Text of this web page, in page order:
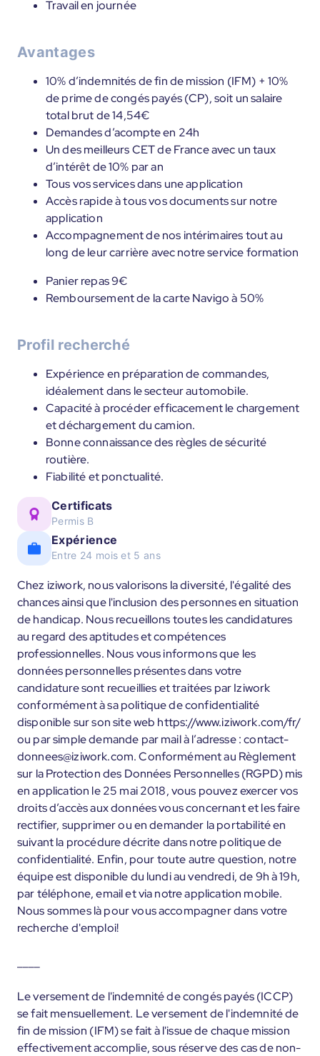
Travail en journée
Avantages
10% d’indemnités de fin de mission (IFM) + 10%
de prime de congés payés (CP), soit un salaire
total brut de 14,54€
Demandes d’acompte en 24h
Un des meilleurs CET de France avec un taux
d’intérêt de 10% par an
Tous vos services dans une application
Accès rapide à tous vos documents sur notre
application
Accompagnement de nos intérimaires tout au
long de leur carrière avec notre service formation
Panier repas 9€
Remboursement de la carte Navigo à 50%
Profil recherché
Expérience en préparation de commandes,
idéalement dans le secteur automobile.
Capacité à procéder efficacement le chargement
et déchargement du camion.
Bonne connaissance des règles de sécurité
routière.
Fiabilité et ponctualité.
Certificats
Permis B
Expérience
Entre 24 mois et 5 ans
Chez iziwork, nous valorisons la diversité, l'égalité des
chances ainsi que l'inclusion des personnes en situation
de handicap. Nous recueillons toutes les candidatures
au regard des aptitudes et compétences
professionnelles. Nous vous informons que les
données personnelles présentes dans votre
candidature sont recueillies et traitées par Iziwork
conformément à sa politique de confidentialité
disponible sur son site web https://www.iziwork.com/fr/
ou par simple demande par mail à l’adresse : contact-
donnees@iziwork.com. Conformément au Règlement
sur la Protection des Données Personnelles (RGPD) mis
en application le 25 mai 2018, vous pouvez exercer vos
droits d’accès aux données vous concernant et les faire
rectifier, supprimer ou en demander la portabilité en
suivant la procédure décrite dans notre politique de
confidentialité. Enfin, pour toute autre question, notre
équipe est disponible du lundi au vendredi, de 9h à 19h,
par téléphone, email et via notre application mobile.
Nous sommes là pour vous accompagner dans votre
recherche d'emploi!
Le versement de l'indemnité de congés payés (ICCP)
se fait mensuellement. Le versement de l'indemnité de
fin de mission (IFM) se fait à l'issue de chaque mission
effectivement accomplie, sous réserve des cas de non-